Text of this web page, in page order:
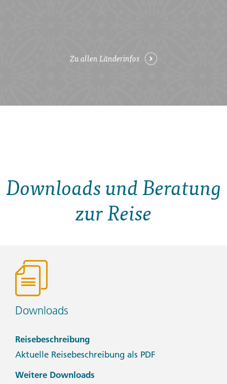
Zu allen Länderinfos
Downloads und Beratung
zur Reise
Downloads
Reisebeschreibung
Aktuelle Reisebeschreibung als PDF
Weitere Downloads